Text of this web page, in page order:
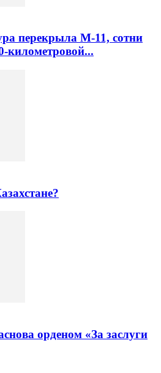
перекрыла М-11, сотни
километровой...
орденом «За заслуги